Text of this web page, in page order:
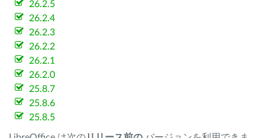
26.2.5
26.2.4
26.2.3
26.2.2
26.2.1
26.2.0
25.8.7
25.8.6
25.8.5